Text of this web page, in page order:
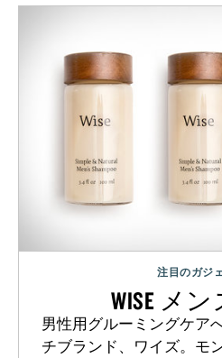
注目のガジ
WISE メ
男性用グルーミングケア
チブランド、ワイズ。モ